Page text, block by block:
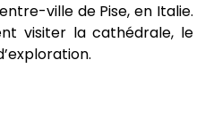
ville de Pise, en Italie.
visiter la cathédrale, le